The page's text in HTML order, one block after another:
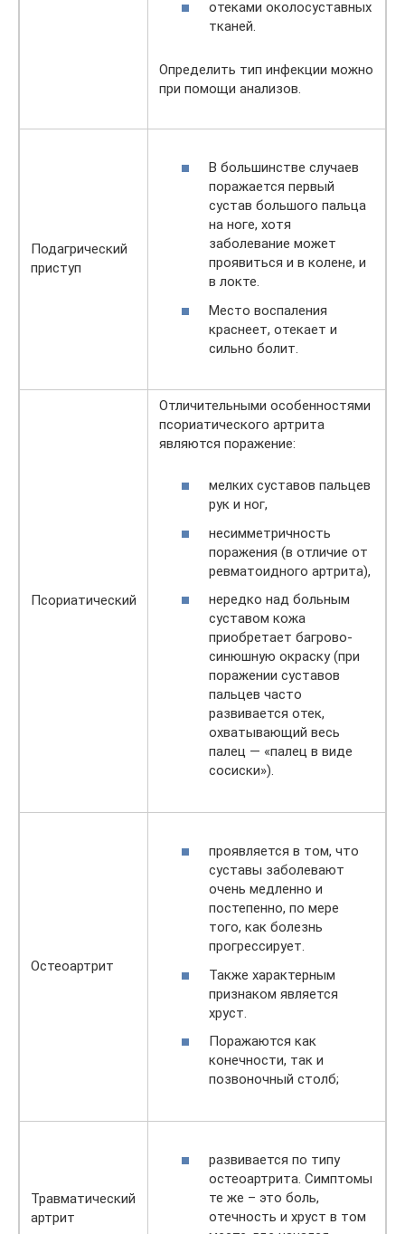
отеками околосуставных
тканей.
Определить тип инфекции можно
при помощи анализов.
Подагрический
приступ
В большинстве случаев
поражается первый
сустав большого пальца
на ноге, хотя
заболевание может
проявиться и в колене, и
в локте.
Место воспаления
краснеет, отекает и
сильно болит.
Псориатический
Отличительными особенностями
псориатического артрита
являются поражение:
мелких суставов пальцев
рук и ног,
несимметричность
поражения (в отличие от
ревматоидного артрита),
нередко над больным
суставом кожа
приобретает багрово-
синюшную окраску (при
поражении суставов
пальцев часто
развивается отек,
охватывающий весь
палец — «палец в виде
сосиски»).
Остеоартрит
проявляется в том, что
суставы заболевают
очень медленно и
постепенно, по мере
того, как болезнь
прогрессирует.
Также характерным
признаком является
хруст.
Поражаются как
конечности, так и
позвоночный столб;
Травматический
артрит
развивается по типу
остеоартрита. Симптомы
те же – это боль,
отечность и хруст в том